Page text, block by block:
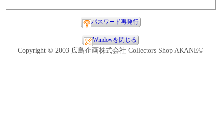
パスワード再発行
Windowを閉じる
Copyright © 2003 広島企画株式会社 Collectors Shop AKANE©